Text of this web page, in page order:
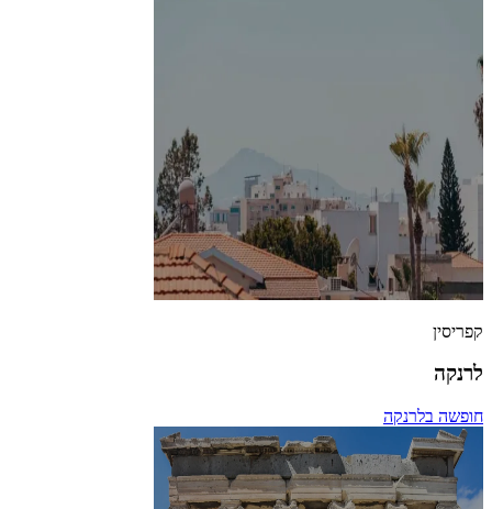
קפריסין
לרנקה
חופשה בלרנקה